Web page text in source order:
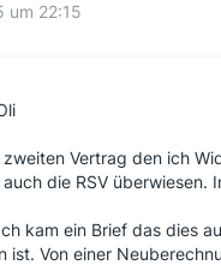
um 22:15
zweiten Vertrag den ich
die RSV überwiesen.
kam ein Brief das dies
ist. Von einer